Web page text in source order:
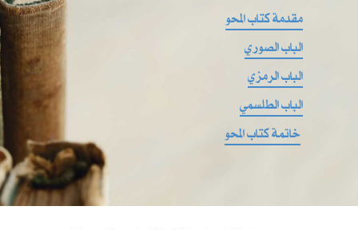
مقدمة كتاب المحو
الباب الصوري
الباب الرمزي
الباب الطلسمي
خاتمة كتاب المحو